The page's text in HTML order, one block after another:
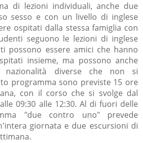
di lezioni individuali, anche due
sesso e con un livello di inglese
ospitati dalla stessa famiglia con
seguono le lezioni di inglese
possono essere amici che hanno
insieme, ma possono anche
nazionalità diverse che non si
programma sono previste 15 ore
con il corso che si svolge dal
09:30 alle 12:30. Al di fuori delle
"due contro uno" prevede
giornata e due escursioni di